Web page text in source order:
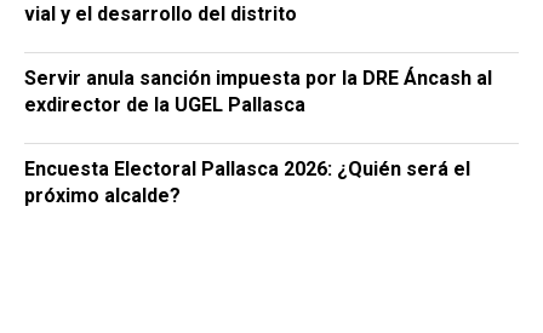
vial y el desarrollo del distrito
Servir anula sanción impuesta por la DRE Áncash al
exdirector de la UGEL Pallasca
Encuesta Electoral Pallasca 2026: ¿Quién será el
próximo alcalde?